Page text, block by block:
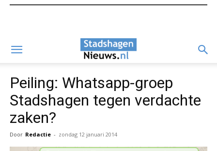
Peiling: Whatsapp-groep
Stadshagen tegen verdachte
zaken?
Door Redactie - zondag 12 januari 2014